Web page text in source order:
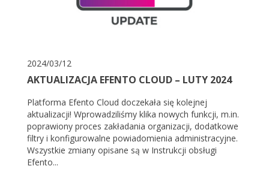
2024/03/12
AKTUALIZACJA EFENTO CLOUD – LUTY 2024
Platforma Efento Cloud doczekała się kolejnej
aktualizacji! Wprowadziliśmy klika nowych funkcji, m.in.
poprawiony proces zakładania organizacji, dodatkowe
filtry i konfigurowalne powiadomienia administracyjne.
Wszystkie zmiany opisane są w Instrukcji obsługi
Efento...